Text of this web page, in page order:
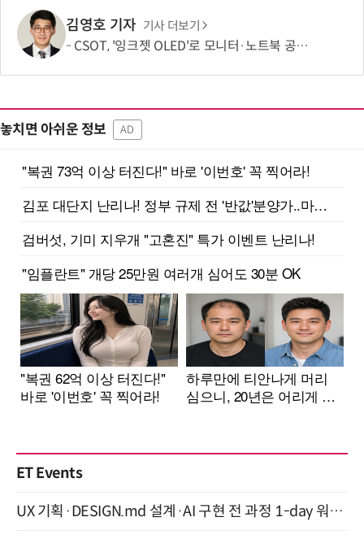
김영호 기자 기사 더보기
CSOT, '잉크젯 OLED'로 모니터·노트북 공략 본격화…MSI 모니터 공개
놓치면 아쉬운 정보 AD
ET Events
UX 기획·DESIGN.md 설계·AI 구현 전 과정 1-day 워크숍 with Claude Code·Codex 9월 15일 개최